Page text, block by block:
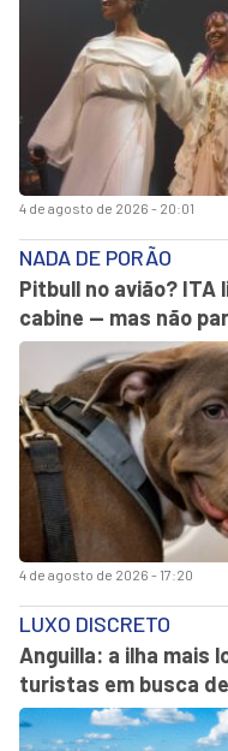
4 de agosto de 2026 - 20:01
4 de agosto de 2026 - 17:20
NADA DE PORÃO
Pitbull no avião? ITA
cabine — mas não
LUXO DISCRETO
Anguilla: a ilha mais
turistas em busca